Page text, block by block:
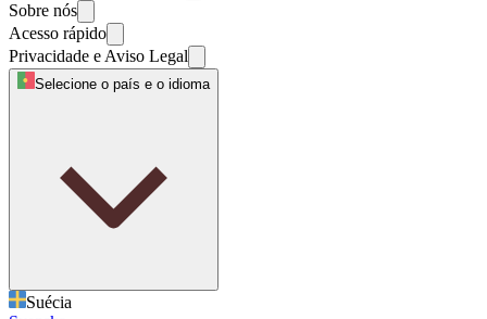
Sobre nós
Acesso rápido
Privacidade e Aviso Legal
Selecione o país e o idioma
Suécia